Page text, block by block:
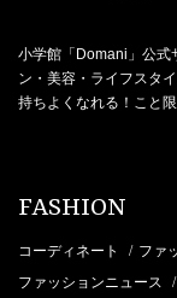
小学館「Domani」公式
ン・美容・ライフスタ
持ちよくなれる！こと
FASHION
コーディネート / ファ
ファッションニュース /